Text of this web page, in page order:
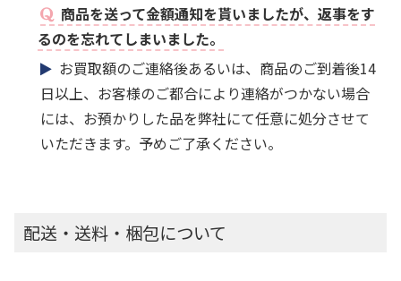
商品を送って金額通知を貰いましたが、返事をす
るのを忘れてしまいました。
お買取額のご連絡後あるいは、商品のご到着後14
日以上、お客様のご都合により連絡がつかない場合
には、お預かりした品を弊社にて任意に処分させて
いただきます。予めご了承ください。
配送・送料・梱包について